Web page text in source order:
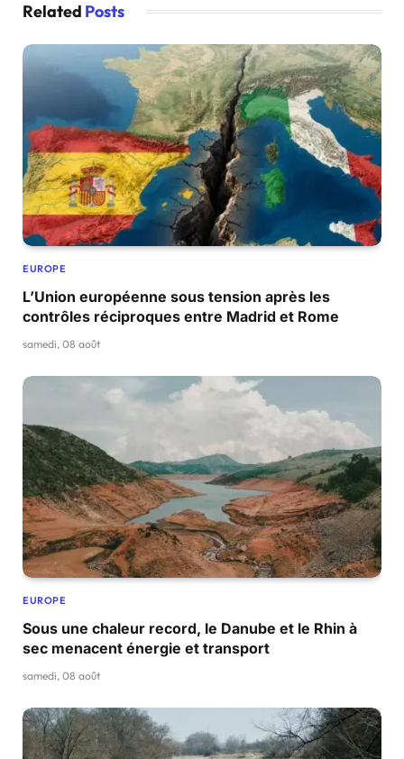
Related Posts
EUROPE
L’Union européenne sous tension après les
contrôles réciproques entre Madrid et Rome
samedi, 08 août
EUROPE
Sous une chaleur record, le Danube et le Rhin à
sec menacent énergie et transport
samedi, 08 août